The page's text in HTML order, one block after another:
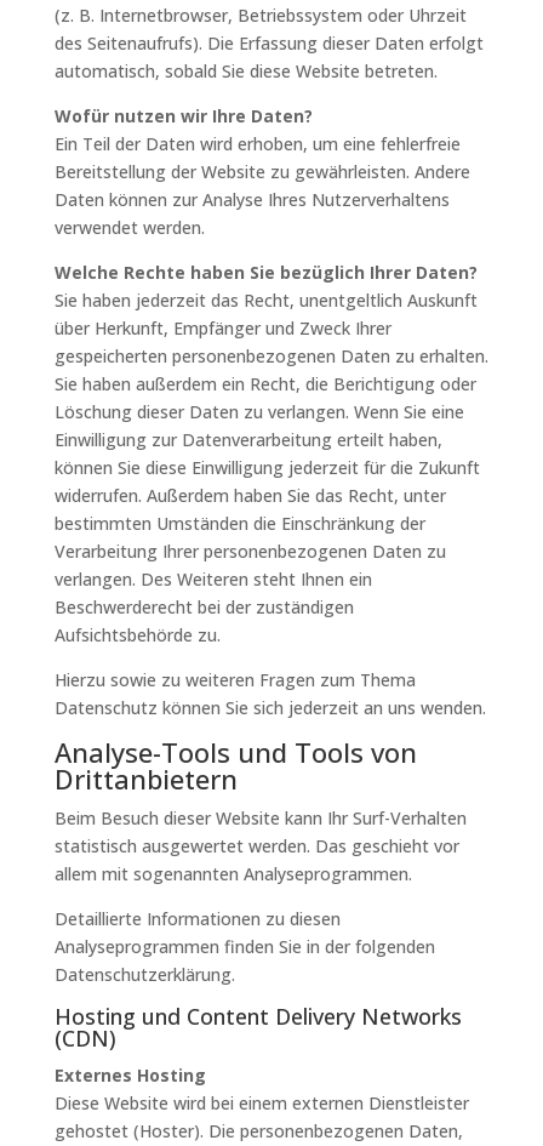
(z. B. Internetbrowser, Betriebssystem oder Uhrzeit
des Seitenaufrufs). Die Erfassung dieser Daten erfolgt
automatisch, sobald Sie diese Website betreten.
Wofür nutzen wir Ihre Daten?
Ein Teil der Daten wird erhoben, um eine fehlerfreie
Bereitstellung der Website zu gewährleisten. Andere
Daten können zur Analyse Ihres Nutzerverhaltens
verwendet werden.
Welche Rechte haben Sie bezüglich Ihrer Daten?
Sie haben jederzeit das Recht, unentgeltlich Auskunft
über Herkunft, Empfänger und Zweck Ihrer
gespeicherten personenbezogenen Daten zu erhalten.
Sie haben außerdem ein Recht, die Berichtigung oder
Löschung dieser Daten zu verlangen. Wenn Sie eine
Einwilligung zur Datenverarbeitung erteilt haben,
können Sie diese Einwilligung jederzeit für die Zukunft
widerrufen. Außerdem haben Sie das Recht, unter
bestimmten Umständen die Einschränkung der
Verarbeitung Ihrer personenbezogenen Daten zu
verlangen. Des Weiteren steht Ihnen ein
Beschwerderecht bei der zuständigen
Aufsichtsbehörde zu.
Hierzu sowie zu weiteren Fragen zum Thema
Datenschutz können Sie sich jederzeit an uns wenden.
Analyse-Tools und Tools von
Dritt­anbietern
Beim Besuch dieser Website kann Ihr Surf-Verhalten
statistisch ausgewertet werden. Das geschieht vor
allem mit sogenannten Analyseprogrammen.
Detaillierte Informationen zu diesen
Analyseprogrammen finden Sie in der folgenden
Datenschutzerklärung.
Hosting und Content Delivery Networks
(CDN)
Externes Hosting
Diese Website wird bei einem externen Dienstleister
gehostet (Hoster). Die personenbezogenen Daten,